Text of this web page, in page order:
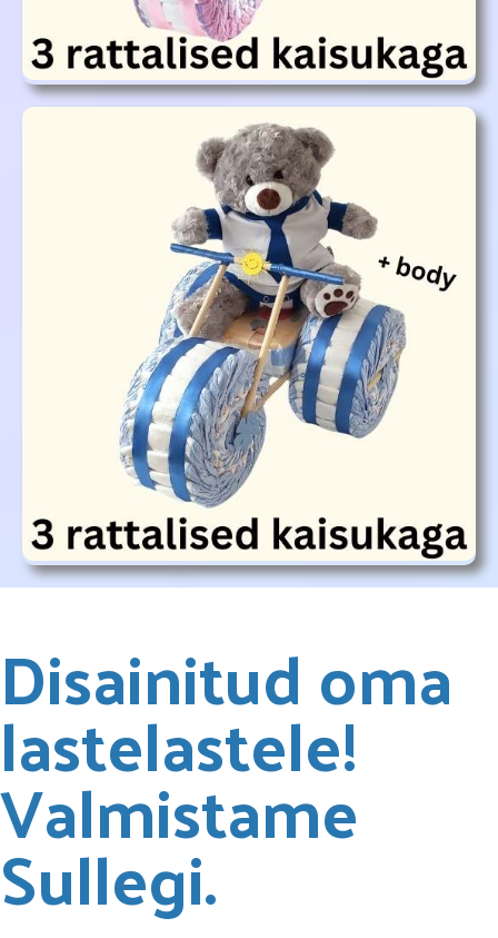
Disainitud oma
lastelastele!
Valmistame
Sullegi.